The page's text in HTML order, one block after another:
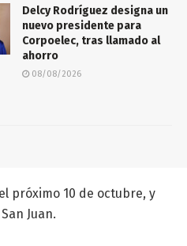
Delcy Rodríguez designa un
nuevo presidente para
Corpoelec, tras llamado al
ahorro
08/08/2026
próximo 10 de octubre, y
Juan.